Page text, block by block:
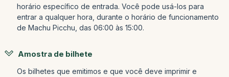
horário específico de entrada. Você pode usá-los para
entrar a qualquer hora, durante o horário de funcionamento
de Machu Picchu, das 06:00 às 15:00.
Amostra de bilhete
Os bilhetes que emitimos e que você deve imprimir e